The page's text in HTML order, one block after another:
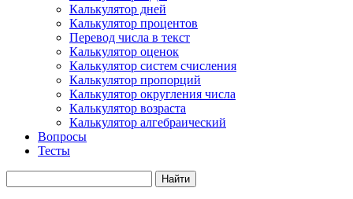
Калькулятор дней
Калькулятор процентов
Перевод числа в текст
Калькулятор оценок
Калькулятор систем счисления
Калькулятор пропорций
Калькулятор округления числа
Калькулятор возраста
Калькулятор алгебраический
Вопросы
Тесты
Найти